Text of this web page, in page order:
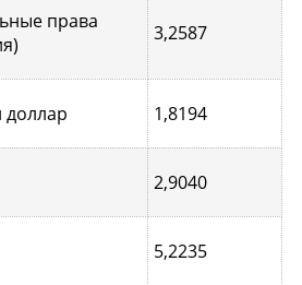
права
3,2587
доллар 1,8194
2,9040
5,2235